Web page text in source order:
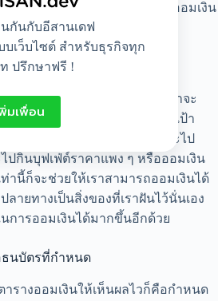
นกันกับอีสานเดฟ
บเว็บไซต์ สำหรับธุรกิจทุก
ปรึกษาฟรี !
มเพื่อน
ก 256 บาท เท่านี้ก็จะทำให้เราออมเงิน
น
เงิน
ก็ตามให้สำเร็จ สิ่งสำคัญก็คือเราจะ
ภาพ เขียน หรือแปะรูปภาพของเป้า
ห้เห็นชัด ๆ เช่น ออมเงินเพื่อที่จะไป
ปกินบุฟเฟ่ต์ราคาแพง ๆ หรือออมเงิน
านี้ก็จะช่วยให้เราสามารถออมเงินได้
ายทางเป็นสิ่งของที่เราฝันไว้นั่นเอง
นการออมเงินได้มากขึ้นอีกด้วย
ธนบัตรที่กำหนด
รางออมเงินให้เห็นผลไวก็คือกำหนด